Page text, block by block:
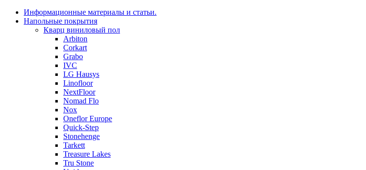
Информационные материалы и статьи.
Напольные покрытия
Кварц виниловый пол
Arbiton
Corkart
Grabo
IVC
LG Hausys
Linofloor
NextFloor
Nomad Flo
Nox
Oneflor Europe
Quick-Step
Stonehenge
Tarkett
Treasure Lakes
Tru Stone